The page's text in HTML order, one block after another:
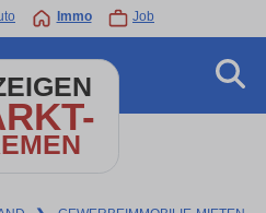
Immo Job